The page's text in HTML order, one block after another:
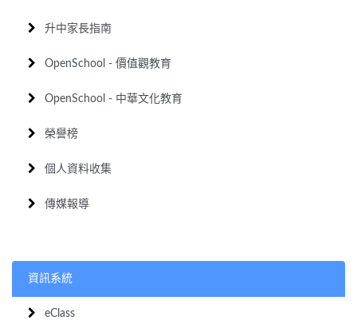
升中家長指南
OpenSchool - 價值觀教育
OpenSchool - 中華文化教育
榮譽榜
個人資料收集
傳媒報導
資訊系統
eClass